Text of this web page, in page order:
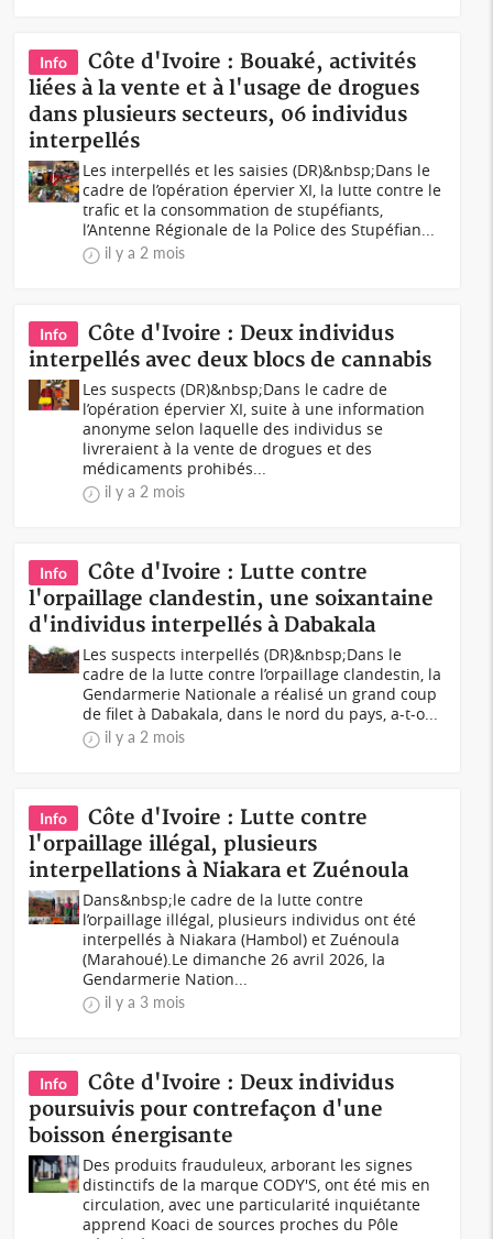
Info
Côte d'Ivoire : Bouaké, activités
liées à la vente et à l'usage de drogues
dans plusieurs secteurs, 06 individus
interpellés
Les interpellés et les saisies (DR)&nbsp;Dans le
cadre de l’opération épervier XI, la lutte contre le
trafic et la consommation de stupéfiants,
l’Antenne Régionale de la Police des Stupéfian...
il y a 2 mois
Info
Côte d'Ivoire : Deux individus
interpellés avec deux blocs de cannabis
Les suspects (DR)&nbsp;Dans le cadre de
l’opération épervier XI, suite à une information
anonyme selon laquelle des individus se
livreraient à la vente de drogues et des
médicaments prohibés...
il y a 2 mois
Info
Côte d'Ivoire : Lutte contre
l'orpaillage clandestin, une soixantaine
d'individus interpellés à Dabakala
Les suspects interpellés (DR)&nbsp;Dans le
cadre de la lutte contre l’orpaillage clandestin, la
Gendarmerie Nationale a réalisé un grand coup
de filet à Dabakala, dans le nord du pays, a-t-o...
il y a 2 mois
Info
Côte d'Ivoire : Lutte contre
l'orpaillage illégal, plusieurs
interpellations à Niakara et Zuénoula
Dans&nbsp;le cadre de la lutte contre
l’orpaillage illégal, plusieurs individus ont été
interpellés à Niakara (Hambol) et Zuénoula
(Marahoué).Le dimanche 26 avril 2026, la
Gendarmerie Nation...
il y a 3 mois
Info
Côte d'Ivoire : Deux individus
poursuivis pour contrefaçon d'une
boisson énergisante
Des produits frauduleux, arborant les signes
distinctifs de la marque CODY'S, ont été mis en
circulation, avec une particularité inquiétante
apprend Koaci de sources proches du Pôle